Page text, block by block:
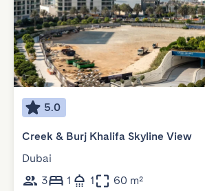
5.0
Creek & Burj Khalifa Skyline View
Dubai
3
1 1 60 m²